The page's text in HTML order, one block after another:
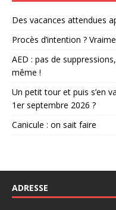
Des vacances attendues
Procès d’intention ?
AED : pas de
même !
Un petit tour et puis s’en
1er septembre 2026 ?
Canicule : on sait faire
ADRESSE